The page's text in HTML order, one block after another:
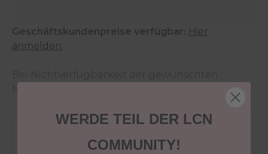
Geschäftskundenpreise verfügbar: Hier
anmelden
Bei Nichtverfügbarkeit der gewünschten
Menge wende dich an den
30 Tage Rückgaberecht
WERDE TEIL DER LCN
COMMUNITY!